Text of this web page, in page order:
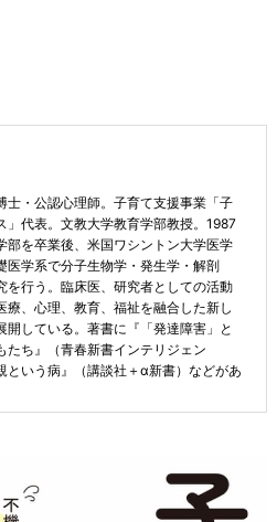
士・公認心理師。子育て支援事業「子
」代表。文教大学教育学部教授。1987
部を卒業後、米国ワシントン大学医学
医学系で分子生物学・発生学・解剖
を行う。臨床医、研究者としての活動
療、心理、教育、福祉を融合した新し
開している。著書に『「発達障害」と
たち』（青春新書インテリジェン
という病』（講談社＋α新書）などがあ